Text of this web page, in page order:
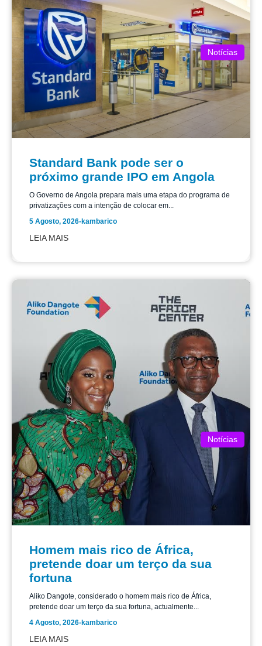
Notícias
Standard Bank pode ser o
próximo grande IPO em Angola
O Governo de Angola prepara mais uma etapa do programa de
privatizações com a intenção de colocar em...
5 Agosto, 2026-kambarico
LEIA MAIS
Notícias
Homem mais rico de África,
pretende doar um terço da sua
fortuna
Aliko Dangote, considerado o homem mais rico de África,
pretende doar um terço da sua fortuna, actualmente...
4 Agosto, 2026-kambarico
LEIA MAIS